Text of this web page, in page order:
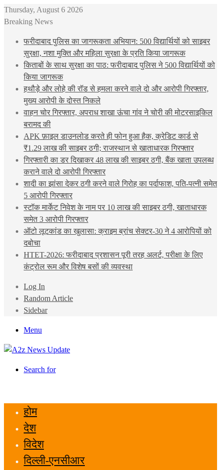
Thursday, August 6 2026
Breaking News
फरीदाबाद पुलिस का जागरूकता अभियान: 500 विद्यार्थियों को साइबर
सुरक्षा, नशा मुक्ति और महिला सुरक्षा के प्रति किया जागरूक
किताबों के साथ सुरक्षा का पाठ: फरीदाबाद पुलिस ने 500 विद्यार्थियों को
किया जागरूक
हथौड़े और लोहे की रॉड से हमला करने वाले दो और आरोपी गिरफ्तार,
मुख्य आरोपी के दोस्त निकले
वाहन चोर गिरफ्तार, अपराध शाखा ऊंचा गांव ने चोरी की मोटरसाइकिल
बरामद की
APK फ़ाइल डाउनलोड करते ही फोन हुआ हैक, क्रेडिट कार्ड से
₹1.29 लाख की साइबर ठगी; राजस्थान से खाताधारक गिरफ्तार
गिरफ्तारी का डर दिखाकर 48 लाख की साइबर ठगी, बैंक खाता उपलब्ध
कराने वाले दो आरोपी गिरफ्तार
शादी का झांसा देकर ठगी करने वाले गिरोह का पर्दाफाश, पति-पत्नी समेत
5 आरोपी गिरफ्तार
स्टॉक मार्केट निवेश के नाम पर 10 लाख की साइबर ठगी, खाताधारक
समेत 3 आरोपी गिरफ्तार
ऑटो लूटकांड का खुलासा: क्राइम ब्रांच सेक्टर-30 ने 4 आरोपियों को
दबोचा
HTET-2026: फरीदाबाद प्रशासन पूरी तरह अलर्ट, परीक्षा के लिए
कंट्रोल रूम और विशेष बसों की व्यवस्था
Log In
Random Article
Sidebar
Menu
Search for
होम
देश
विदेश
दिल्ली-एनसीआर